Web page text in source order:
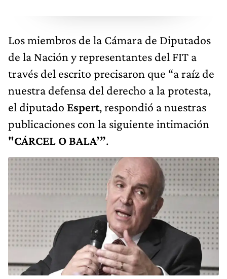
Los miembros de la Cámara de Diputados
de la Nación y representantes del FIT a
través del escrito precisaron que “a raíz de
nuestra defensa del derecho a la protesta,
el diputado Espert, respondió a nuestras
publicaciones con la siguiente intimación
"CÁRCEL O BALA’”.